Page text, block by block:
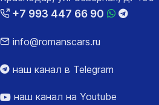
+7 993 447 66 90
info@romanscars.ru
наш канал в Telegram
наш канал на Youtube